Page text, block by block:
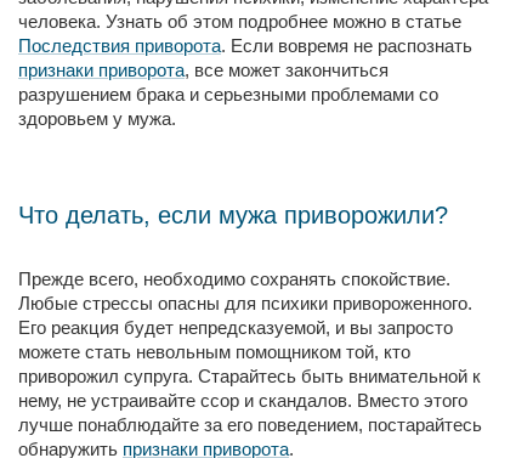
человека. Узнать об этом подробнее можно в статье
Последствия приворота. Если вовремя не распознать
признаки приворота, все может закончиться
разрушением брака и серьезными проблемами со
здоровьем у мужа.
Что делать, если мужа приворожили?
Прежде всего, необходимо сохранять спокойствие.
Любые стрессы опасны для психики привороженного.
Его реакция будет непредсказуемой, и вы запросто
можете стать невольным помощником той, кто
приворожил супруга. Старайтесь быть внимательной к
нему, не устраивайте ссор и скандалов. Вместо этого
лучше понаблюдайте за его поведением, постарайтесь
обнаружить признаки приворота.